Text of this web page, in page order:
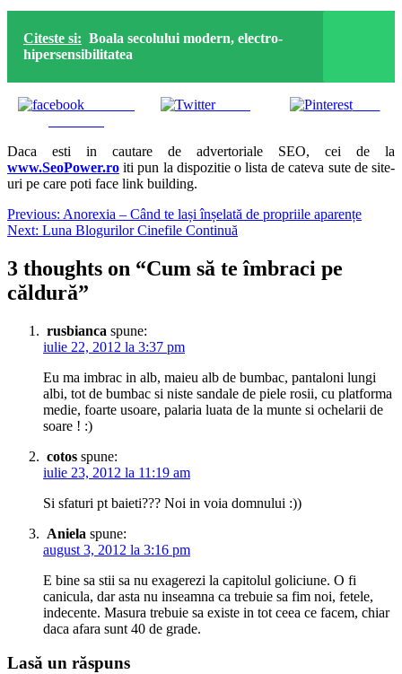
Citeste si: Boala secolului modern, electro-
hipersensibilitatea
Tweet Save
Daca esti in cautare de advertoriale SEO, cei de la
www.SeoPower.ro iti pun la dispozitie o lista de cateva sute de site-
uri pe care poti face link building.
Navigare
în
articole
Previous: Anorexia – Când te lași înșelată de propriile aparențe
Next: Luna Blogurilor Cinefile Continuă
3 thoughts on “Cum să te îmbraci pe
căldură”
rusbianca spune:
iulie 22, 2012 la 3:37 pm
Eu ma imbrac in alb, maieu alb de bumbac, pantaloni lungi
albi, tot de bumbac si niste sandale de piele rosii, cu platforma
medie, foarte usoare, palaria luata de la munte si ochelarii de
soare ! :)
cotos spune:
iulie 23, 2012 la 11:19 am
Si sfaturi pt baieti??? Noi in voia domnului :))
Aniela spune:
august 3, 2012 la 3:16 pm
E bine sa stii sa nu exagerezi la capitolul goliciune. O fi
canicula, dar asta nu inseamna ca trebuie sa fim noi, fetele,
indecente. Masura trebuie sa existe in tot ceea ce facem, chiar
daca afara sunt 40 de grade.
Lasă un răspuns